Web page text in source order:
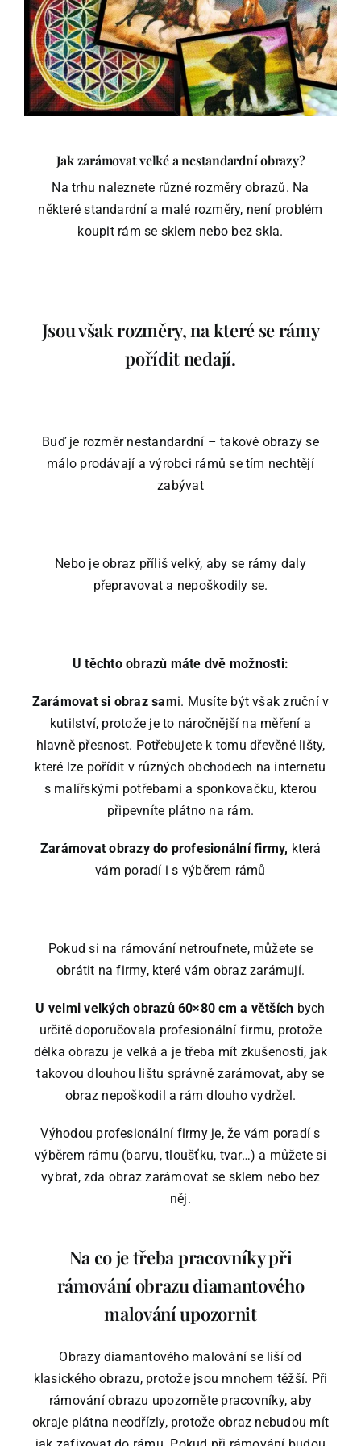
Podle skladu
Ostatní zboží
Recenze
obrázek
Jak zarámovat velké a nestandardní obrazy?
Na trhu naleznete různé rozměry obrazů. Na
některé standardní a malé rozměry, není problém
koupit rám se sklem nebo bez skla.
Jsou však rozměry, na které se rámy
pořídit nedají.
Buď je rozměr nestandardní – takové obrazy se
málo prodávají a výrobci rámů se tím nechtějí
zabývat
Nebo je obraz příliš velký, aby se rámy daly
přepravovat a nepoškodily se.
U těchto obrazů máte dvě možnosti:
Zarámovat si obraz sami. Musíte být však zruční v
kutilství, protože je to náročnější na měření a
hlavně přesnost. Potřebujete k tomu dřevěné lišty,
které lze pořídit v různých obchodech na internetu
s malířskými potřebami a sponkovačku, kterou
připevníte plátno na rám.
Zarámovat obrazy do profesionální firmy, která
vám poradí i s výběrem rámů
Pokud si na rámování netroufnete, můžete se
obrátit na firmy, které vám obraz zarámují.
U velmi velkých obrazů 60×80 cm a větších bych
určitě doporučovala profesionální firmu, protože
délka obrazu je velká a je třeba mít zkušenosti, jak
takovou dlouhou lištu správně zarámovat, aby se
obraz nepoškodil a rám dlouho vydržel.
Výhodou profesionální firmy je, že vám poradí s
výběrem rámu (barvu, tloušťku, tvar…) a můžete si
vybrat, zda obraz zarámovat se sklem nebo bez
něj.
Na co je třeba pracovníky při
rámování obrazu diamantového
malování upozornit
Obrazy diamantového malování se liší od
klasického obrazu, protože jsou mnohem těžší. Při
rámování obrazu upozorněte pracovníky, aby
okraje plátna neodřízly, protože obraz nebudou mít